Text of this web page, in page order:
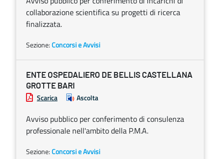
collaborazione scientifica su progetti di ricerca
finalizzata.
Sezione:Concorsi e Avvisi
ENTE OSPEDALIERO DE BELLIS CASTELLANA
GROTTE BARI
Scarica Ascolta
Avviso pubblico per conferimento di consulenza
professionale nell'ambito della P.M.A.
Sezione:Concorsi e Avvisi